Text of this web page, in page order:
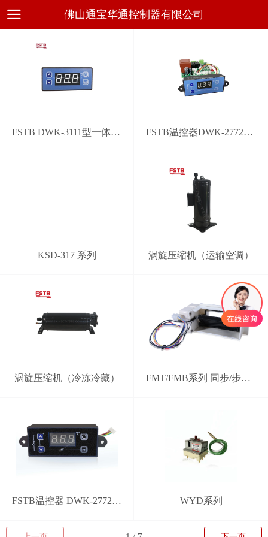
佛山通宝华通控制器有限公司
FSTB DWK-3111型一体化通用电子温控器 FSTB温控器DWK-2772型通用系统控制器
KSD-317 系列 涡旋压缩机（运输空调）
涡旋压缩机（冷冻冷藏） FMT/FMB系列 同步/步进电机电动风门
FSTB温控器 DWK-2772型 分体式智能控制器 WYD系列